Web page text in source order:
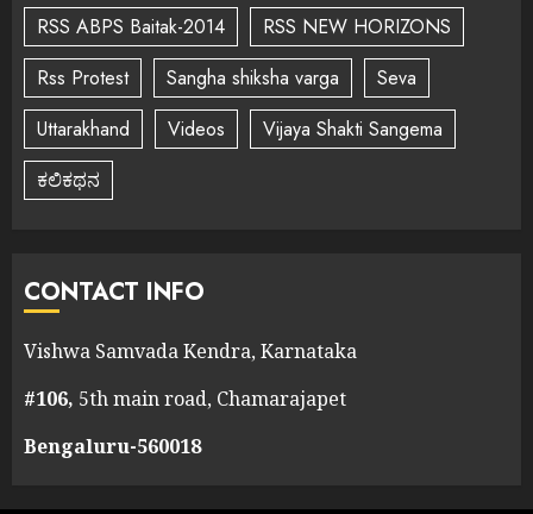
RSS ABPS Baitak-2014
RSS NEW HORIZONS
Rss Protest
Sangha shiksha varga
Seva
Uttarakhand
Videos
Vijaya Shakti Sangema
ಕಲಿಕಥನ
CONTACT INFO
Vishwa Samvada Kendra, Karnataka
#106, 5th main road, Chamarajapet
Bengaluru-560018